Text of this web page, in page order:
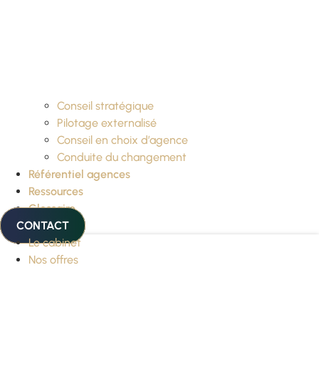
Conseil stratégique
Pilotage externalisé
Conseil en choix d’agence
Conduite du changement
Référentiel agences
Ressources
Glossaire
CONTACT
Le cabinet
Nos offres